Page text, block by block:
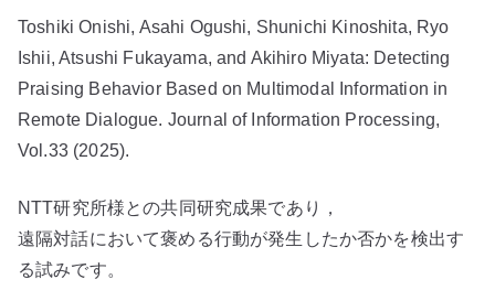
Toshiki Onishi, Asahi Ogushi, Shunichi Kinoshita, Ryo
Ishii, Atsushi Fukayama, and Akihiro Miyata: Detecting
Praising Behavior Based on Multimodal Information in
Remote Dialogue. Journal of Information Processing,
Vol.33 (2025).
NTT研究所様との共同研究成果であり，
遠隔対話において褒める行動が発生したか否かを検出す
る試みです。